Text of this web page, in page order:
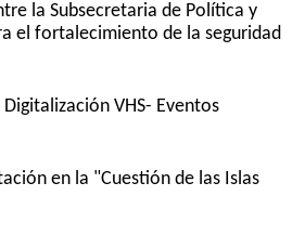
la Subsecretaria de Política y
el fortalecimiento de la seguridad
VHS- Eventos
en la "Cuestión de las Islas